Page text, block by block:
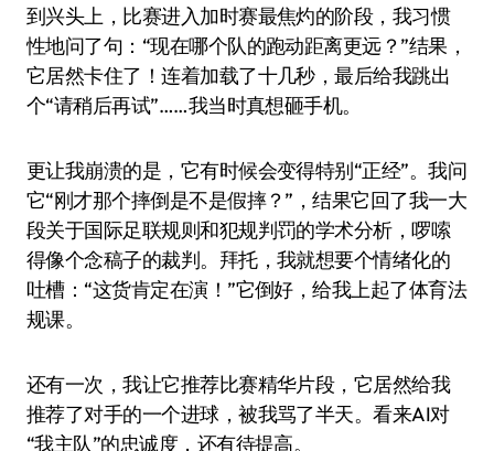
到兴头上，比赛进入加时赛最焦灼的阶段，我习惯
性地问了句：“现在哪个队的跑动距离更远？”结果，
它居然卡住了！连着加载了十几秒，最后给我跳出
个“请稍后再试”……我当时真想砸手机。
更让我崩溃的是，它有时候会变得特别“正经”。我问
它“刚才那个摔倒是不是假摔？”，结果它回了我一大
段关于国际足联规则和犯规判罚的学术分析，啰嗦
得像个念稿子的裁判。拜托，我就想要个情绪化的
吐槽：“这货肯定在演！”它倒好，给我上起了体育法
规课。
还有一次，我让它推荐比赛精华片段，它居然给我
推荐了对手的一个进球，被我骂了半天。看来AI对
“我主队”的忠诚度，还有待提高。